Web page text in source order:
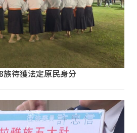
待獲法定原民身分